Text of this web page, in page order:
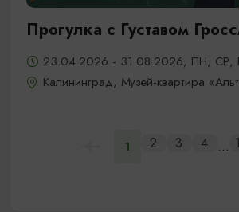
Прогулка с Густавом
23.04.2026 - 31.08.2026, ПН, СР,
Калининград, Музей-квартира
1 2 3 4 ...